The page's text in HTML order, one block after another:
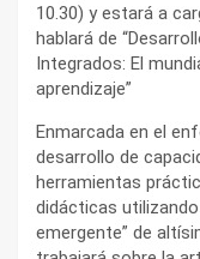
10.30) y estará a
hablará de
Integrados: El
aprendizaje”
Enmarcada en el
desarrollo de
herramientas
didácticas
emergente” de